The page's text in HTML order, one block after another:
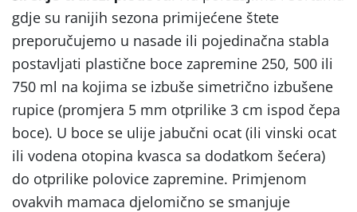
gdje su ranijih sezona primijećene štete
preporučujemo u nasade ili pojedinačna stabla
postavljati plastične boce zapremine 250, 500 ili
750 ml na kojima se izbuše simetrično izbušene
rupice (promjera 5 mm otprilike 3 cm ispod čepa
boce). U boce se ulije jabučni ocat (ili vinski ocat
ili vodena otopina kvasca sa dodatkom šećera)
do otprilike polovice zapremine. Primjenom
ovakvih mamaca djelomično se smanjuje